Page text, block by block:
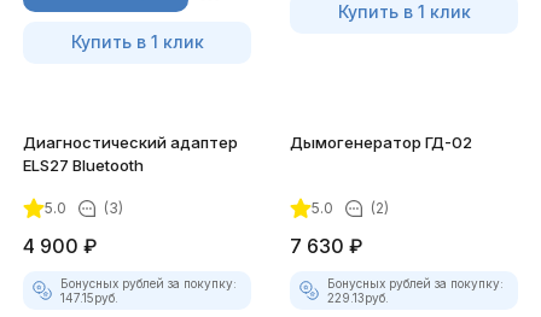
Купить в 1 клик
Купить в 1 клик
Диагностический адаптер
ELS27 Bluetooth
5.0 (3)
4 900 ₽
Бонусных рублей за покупку:
147.15руб.
Дымогенератор ГД-02
5.0 (2)
7 630 ₽
Бонусных рублей за покупку:
229.13руб.